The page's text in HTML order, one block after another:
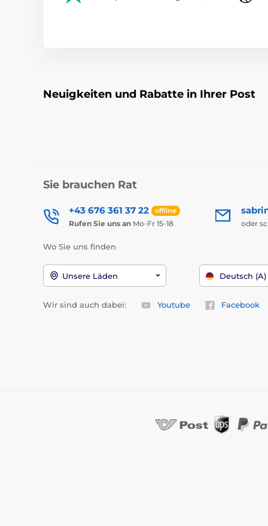
Neuigkeiten und Rabatte in Ihrer Post
Sie brauchen Rat
+43 676 361 37 22 offline
Rufen Sie uns an Mo-Fr 15-18 oder
Wo Sie uns finden
Unsere Läden Deutsch (A)
Wir sind auch dabei: Youtube Facebook